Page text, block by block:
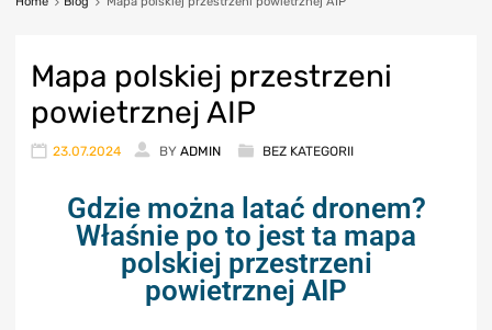
Mapa polskiej przestrzeni
powietrznej AIP
23.07.2024 BY ADMIN BEZ KATEGORII
Gdzie można latać dronem?
Właśnie po to jest ta mapa
polskiej przestrzeni
powietrznej AIP